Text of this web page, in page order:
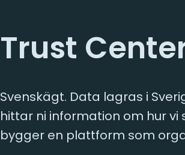
Trust
Svenskägt. Data lagras i
hittar ni information om hur
bygger en plattform som